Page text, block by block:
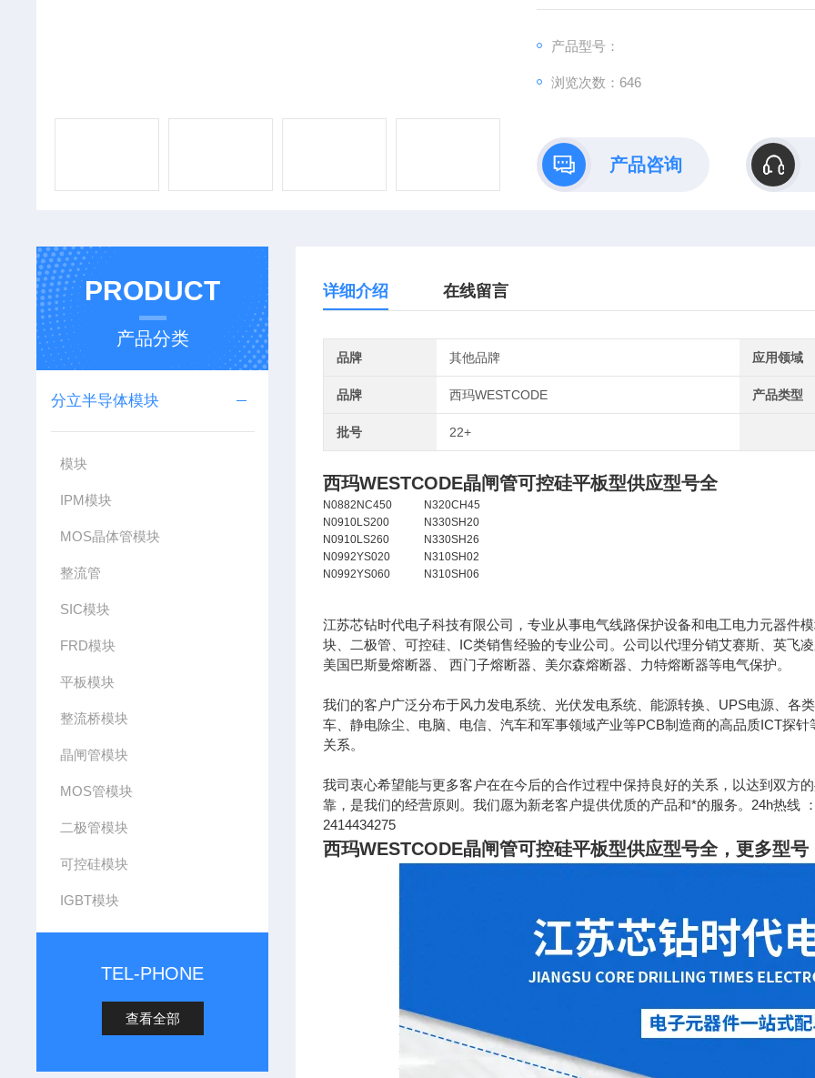
产品型号：
浏览次数：646
产品咨询
PRODUCT
产品分类
分立半导体模块
模块
IPM模块
MOS晶体管模块
整流管
SIC模块
FRD模块
平板模块
整流桥模块
晶闸管模块
MOS管模块
二极管模块
可控硅模块
IGBT模块
TEL-PHONE
查看全部
详细介绍 在线留言
品牌 其他品牌 应用领域
品牌 西玛WESTCODE 产品类型
批号 22+
西玛WESTCODE晶闸管可控硅平板型供应型号全
N0882NC450
N320CH45
N0910LS200
N330SH20
N0910LS260
N330SH26
N0992YS020
N310SH02
N0992YS060
N310SH06
江苏芯钻时代电子科技有限公司，专业从事电气线路保护设备和电工电力元器件
块、二极管、可控硅、IC类销售经验的专业公司。公司以代理分销艾赛斯、英飞
美国巴斯曼熔断器、 西门子熔断器、美尔森熔断器、力特熔断器等电气保护。
我们的客户广泛分布于风力发电系统、光伏发电系统、能源转换、UPS电源、各
车、静电除尘、电脑、电信、汽车和军事领域产业等PCB制造商的高品质ICT探
关系。
我司衷心希望能与更多客户在在今后的合作过程中保持良好的关系，以达到双方
靠，是我们的经营原则。我们愿为新老客户提供优质的产品和*的服务。24h热线
2414434275
西玛WESTCODE晶闸管可控硅平板型供应型号全，更多型号